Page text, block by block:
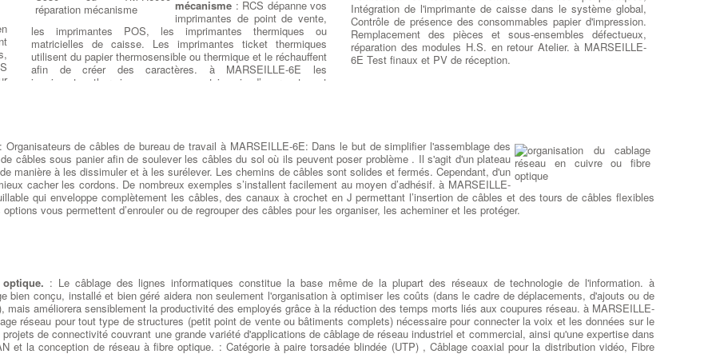
ordinateur surchauffe trop
(aérations bouchées, Thermic HS, utilisation intensive etc ...), il
risque de causer des problèmes complexes à MARSEILLE-6E
Impossibilité de démarrer votre PC,panne générale du CPU
ou du GPU, dégradation des chipsets, perte de données. Si
vous pensez que votre ventilateur est peut-être en panne,
Nos réparations sur Ordi Portables
Dépanner et remplacer le
connecteur d alimentation
: Si
la seule façon d'allumer votre
ordinateur est de tenir la prise
défectueux ou une prise chargeur hs. à MARSEILLE-6Ele
remplacement de la prise DC et la réparation des
composants associésest nécessaire. RCS utilise des
connecteurs DC pour de nombreuses marques d’ordinateurs
portables. Les prisesd’alimentation pour ordinateurs
portables provoquent des arrêts à cause de l’oxydation et de
-
mécanisme : RCS dépanne vos
imprimantes de point de vente,
les imprimantes POS, les imprimantes thermiques ou
matricielles de caisse. Les imprimantes ticket thermiques
utilisent du papier thermosensible ou thermique et le réchauffent
afin de créer des caractères. à MARSEILLE-6E les
imprimantes thermiques ne manquent jamais d’encre et sont
matériel P.O.S utilisé par les grands magasins et supermarchés
est réparé et remis à neuf en retour atelier ou par échange
technico-logistique. à MARSEILLE-6E Nous réparons les
modules suivants : Unités de logique, contrôleurs, Imprimantes
thermiques, imprimantes matricielles, imprimantes de caisse,
imprimantes ticket, imprimantes d'étiquettes à codes-barres et
TM-U200B, TM-U200D, TM-U220, TM-U220A, TM-U220B, TM-
220D, TM-U230, TM-U295, TM-U590, TM-U675, TM-U930, TM-
U950.
Intégration de l'imprimante de caisse dans le système global,
Contrôle de présence des consommables papier d'impression.
Remplacement des pièces et sous-ensembles défectueux,
réparation des modules H.S. en retour Atelier. à MARSEILLE-
6E Test finaux et PV de réception.
: Organisateurs de câbles de bureau de travail à MARSEILLE-6E: Dans le but de simplifier l'assemblage des
câbles sous panier afin de soulever les câbles du sol où ils peuvent poser problème . Il s'agit d'un plateau
manière à les dissimuler et à les surélever. Les chemins de câbles sont solides et fermés. Cependant, d'un
cacher les cordons. De nombreux exemples s’installent facilement au moyen d’adhésif. à MARSEILLE-
qui enveloppe complètement les câbles, des canaux à crochet en J permettant l’insertion de câbles et des tours de câbles flexibles
vous permettent d’enrouler ou de regrouper des câbles pour les organiser, les acheminer et les protéger.
: Le câblage des lignes informatiques constitue la base même de la plupart des réseaux de technologie de l'information. à
bien conçu, installé et bien géré aidera non seulement l'organisation à optimiser les coûts (dans le cadre de déplacements, d'ajouts ou de
mais améliorera sensiblement la productivité des employés grâce à la réduction des temps morts liés aux coupures réseau. à MARSEILLE-
réseau pour tout type de structures (petit point de vente ou bâtiments complets) nécessaire pour connecter la voix et les données sur le
de connectivité couvrant une grande variété d'applications de câblage de réseau industriel et commercial, ainsi qu'une expertise dans
et la conception de réseau à fibre optique. : Catégorie à paire torsadée blindée (UTP) , Câblage coaxial pour la distribution vidéo, Fibre